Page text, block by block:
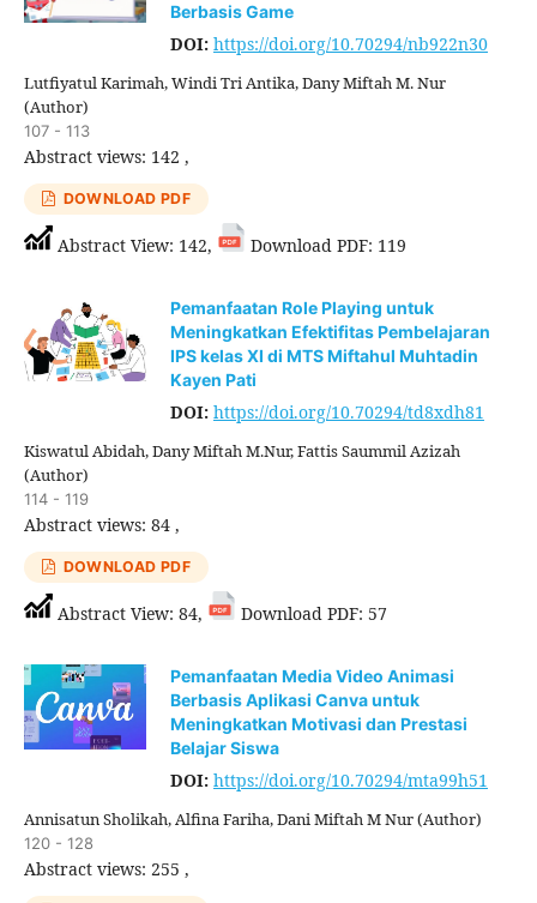
Berbasis Game
DOI: https://doi.org/10.70294/nb922n30
Lutfiyatul Karimah, Windi Tri Antika, Dany Miftah M. Nur
(Author)
107 - 113
Abstract views: 142 ,
DOWNLOAD PDF
Abstract View: 142, Download PDF: 119
Pemanfaatan Role Playing untuk
Meningkatkan Efektifitas Pembelajaran
IPS kelas XI di MTS Miftahul Muhtadin
Kayen Pati
DOI: https://doi.org/10.70294/td8xdh81
Kiswatul Abidah, Dany Miftah M.Nur, Fattis Saummil Azizah
(Author)
114 - 119
Abstract views: 84 ,
DOWNLOAD PDF
Abstract View: 84, Download PDF: 57
Pemanfaatan Media Video Animasi
Berbasis Aplikasi Canva untuk
Meningkatkan Motivasi dan Prestasi
Belajar Siswa
DOI: https://doi.org/10.70294/mta99h51
Annisatun Sholikah, Alfina Fariha, Dani Miftah M Nur (Author)
120 - 128
Abstract views: 255 ,